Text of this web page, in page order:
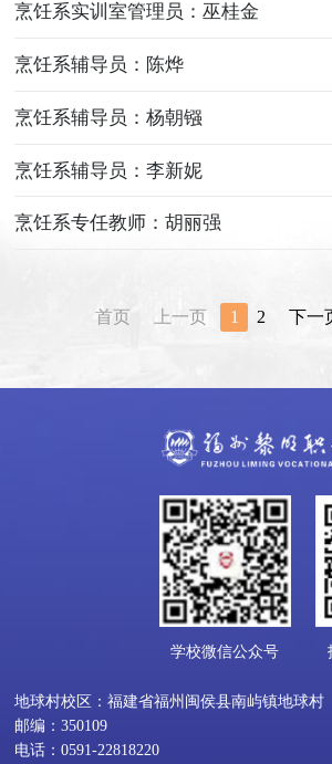
烹饪系实训室管理员：巫桂金
烹饪系辅导员：陈烨
烹饪系辅导员：杨朝镪
烹饪系辅导员：李新妮
烹饪系专任教师：胡丽强
首页 上一页 1 2 下一
学校微信公众号
地球村校区：福建省福州闽侯县南屿镇地球村
邮编：350109
电话：0591-22818220